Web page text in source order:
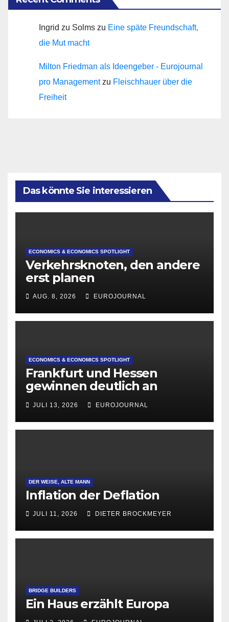
Ingrid zu Solms zu Eine späte Freundschaft,
die Mut macht
Milton Friedman als Ideengeber - Eurojournal
pro Managementzu Fleischhauer über die
Freiheit
Das könnte Sie interessieren
ECONOMICS & ECONOMICS SPOTLIGHT
Verkehrsknoten, den andere
erst planen
AUG. 8, 2026 EUROJOURNAL
ECONOMICS & ECONOMICS SPOTLIGHT
Frankfurt und Hessen
gewinnen deutlich an
Attraktivität für Startup-
Gründungen
JULI 13, 2026 EUROJOURNAL
DER WEISE, ALTE MANN
Inflation der Deflation
JULI 11, 2026 DIETER BROCKMEYER
BRIDGE BUILDERS
Ein Haus erzählt Europa